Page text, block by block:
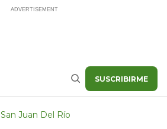
Buscar SUSCRIBIRME
San Juan Del Río